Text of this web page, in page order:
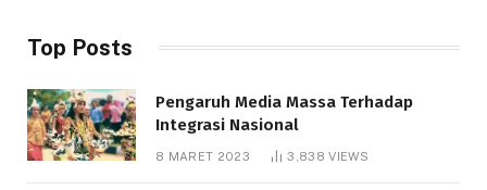
Top Posts
Pengaruh Media Massa Terhadap
Integrasi Nasional
8 MARET 2023 3,838VIEWS